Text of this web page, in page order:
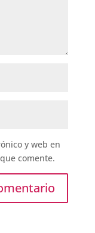
y web en
comente.